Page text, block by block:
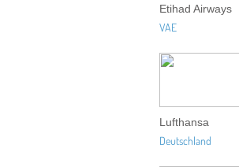
Etihad Airways
VAE
Lufthansa
Deutschland